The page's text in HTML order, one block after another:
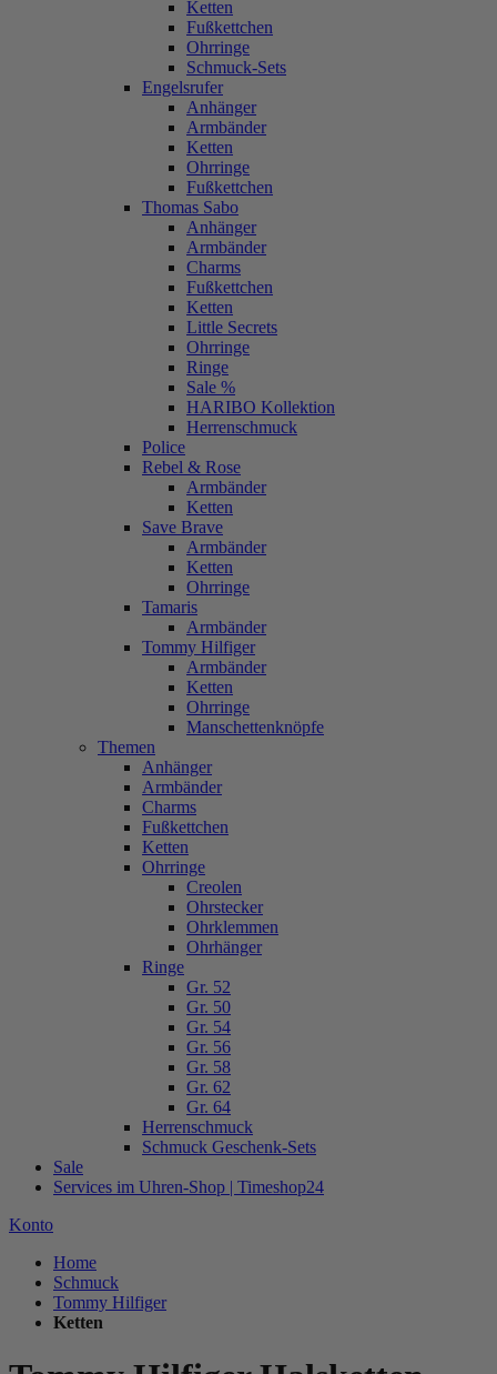
Ketten
Fußkettchen
Ohrringe
Schmuck-Sets
Engelsrufer
Anhänger
Armbänder
Ketten
Ohrringe
Fußkettchen
Thomas Sabo
Anhänger
Armbänder
Charms
Fußkettchen
Ketten
Little Secrets
Ohrringe
Ringe
Sale %
HARIBO Kollektion
Herrenschmuck
Police
Rebel & Rose
Armbänder
Ketten
Save Brave
Armbänder
Ketten
Ohrringe
Tamaris
Armbänder
Tommy Hilfiger
Armbänder
Ketten
Ohrringe
Manschettenknöpfe
Themen
Anhänger
Armbänder
Charms
Fußkettchen
Ketten
Ohrringe
Creolen
Ohrstecker
Ohrklemmen
Ohrhänger
Ringe
Gr. 52
Gr. 50
Gr. 54
Gr. 56
Gr. 58
Gr. 62
Gr. 64
Herrenschmuck
Schmuck Geschenk-Sets
Sale
Services im Uhren-Shop | Timeshop24
Konto
Home
Schmuck
Tommy Hilfiger
Ketten